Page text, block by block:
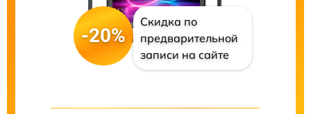
-20%
Скидка по
предварительной
записи на сайте